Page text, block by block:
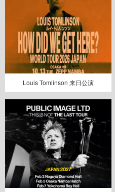
Louis Tomlinson 来日公演